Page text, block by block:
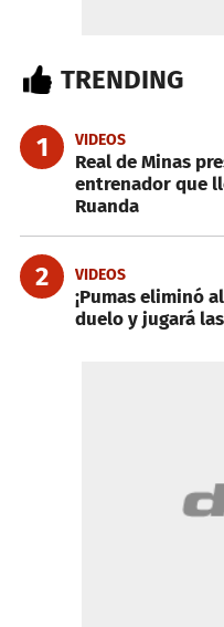
TRENDING
1 VIDEOS
Real de Minas
entrenador que
Ruanda
2 VIDEOS
¡Pumas eliminó
duelo y jugará